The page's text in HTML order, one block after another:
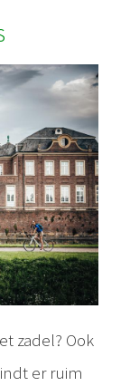
zadel? Ook
er ruim